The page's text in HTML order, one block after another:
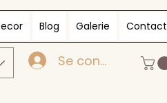
Se connecter
Blog Galerie Contact